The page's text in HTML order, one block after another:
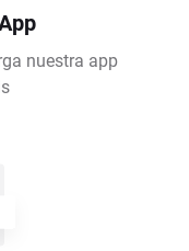
nuestra app